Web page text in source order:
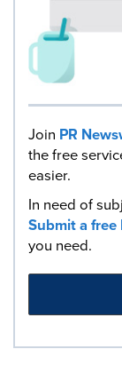
Join PR
the free
easier.
In need of
Submit a
you need.